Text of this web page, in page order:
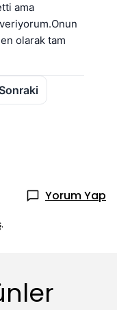
ama
olarak tam
Sonraki
Yorum Yap